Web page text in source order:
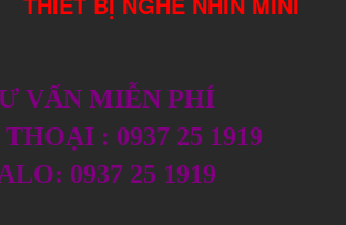
VẤN MIỄN PHÍ
: 0937 25 1919
0937 25 1919